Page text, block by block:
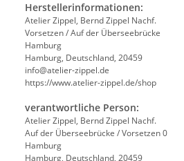
Herstellerinformationen:
Atelier Zippel, Bernd Zippel Nachf.
Vorsetzen / Auf der Überseebrücke
Hamburg
Hamburg, Deutschland, 20459
info@atelier-zippel.de
https://www.atelier-zippel.de/shop
verantwortliche Person:
Atelier Zippel, Bernd Zippel Nachf.
Auf der Überseebrücke / Vorsetzen 0
Hamburg
Hamburg, Deutschland, 20459